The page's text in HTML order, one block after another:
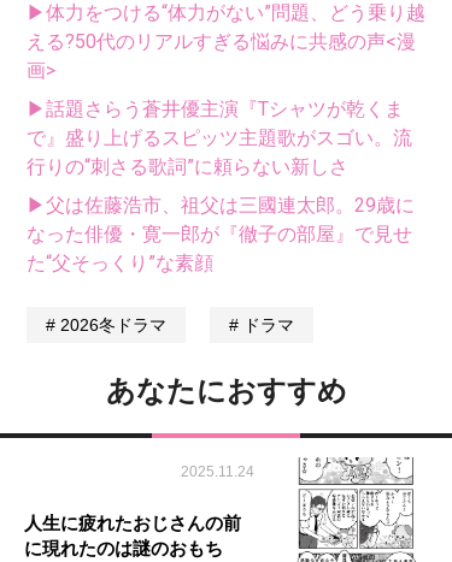
▶体力をつける“体力がない”問題、どう乗り越
える?50代のリアルすぎる悩みに共感の声<漫
画>
▶話題さらう蒼井優主演『Tシャツが乾くま
で』盛り上げるスピッツ主題歌がスゴい。流
行りの“刺さる歌詞”に頼らない新しさ
▶父は佐藤浩市、祖父は三國連太郎。29歳に
なった俳優・寛一郎が『徹子の部屋』で見せ
た“父そっくり”な素顔
2026冬ドラマ ドラマ
あなたにおすすめ
2025.11.24
人生に疲れたおじさんの前
に現れたのは謎のおもち